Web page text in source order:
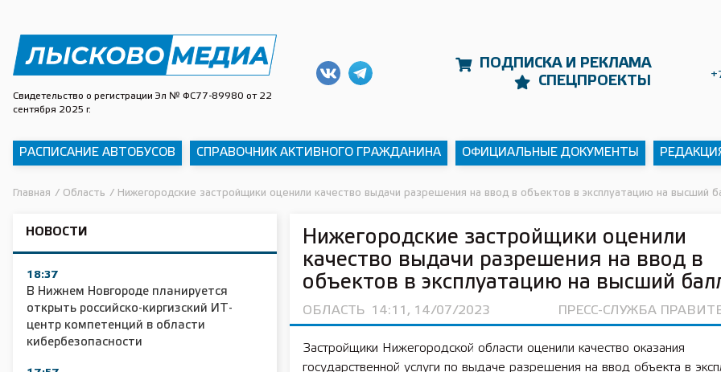
Свидетельство о регистрации Эл № ФС77-89980 от 22
сентября 2025 г.
ПОДПИСКА И РЕКЛАМА
СПЕЦПРОЕКТЫ
РАСПИСАНИЕ АВТОБУСОВ СПРАВОЧНИК АКТИВНОГО ГРАЖДАНИНА ОФИЦИАЛЬНЫЕ ДОКУМЕНТЫ
Главная / Область / Нижегородские застройщики оценили качество выдачи разрешения на ввод в объектов в эксплуатацию на высший
НОВОСТИ
18:37
В Нижнем Новгороде планируется
открыть российско-киргизский ИТ-
центр компетенций в области
кибербезопасности
Нижегородские застройщики оценили
качество выдачи разрешения на ввод в
объектов в эксплуатацию на высший
ОБЛАСТЬ 14:11, 14/07/2023 ПРЕСС-СЛУЖБА
Застройщики Нижегородской области оценили качество оказания
государственной услуги по выдаче разрешения на ввод объекта в